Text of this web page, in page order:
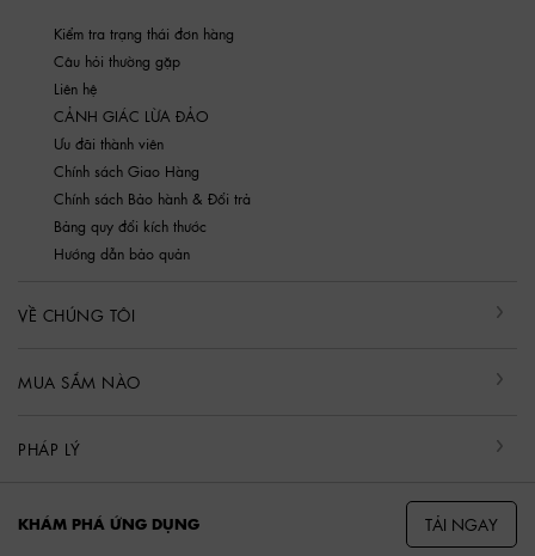
Kiểm tra trạng thái đơn hàng
Câu hỏi thường gặp
Liên hệ
CẢNH GIÁC LỪA ĐẢO
Ưu đãi thành viên
Chính sách Giao Hàng
Chính sách Bảo hành & Đổi trả
Bảng quy đổi kích thước
Hướng dẫn bảo quản
VỀ CHÚNG TÔI
MUA SẮM NÀO
PHÁP LÝ
KHÁM PHÁ ỨNG DỤNG TẢI NGAY